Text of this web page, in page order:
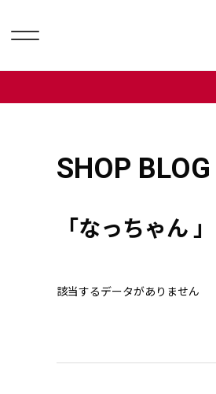
SHOP BLOG
「なっちゃん 」
該当するデータがありません